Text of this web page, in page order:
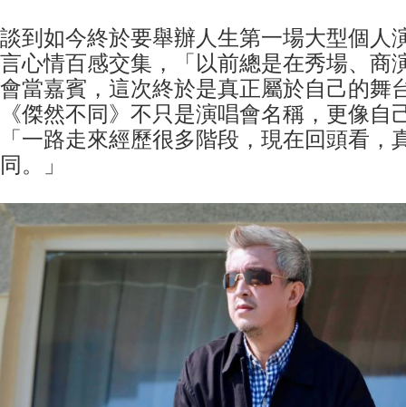
談到如今終於要舉辦人生第一場大型個人
言心情百感交集，「以前總是在秀場、商
會當嘉賓，這次終於是真正屬於自己的舞
《傑然不同》不只是演唱會名稱，更像自
「一路走來經歷很多階段，現在回頭看，
同。」